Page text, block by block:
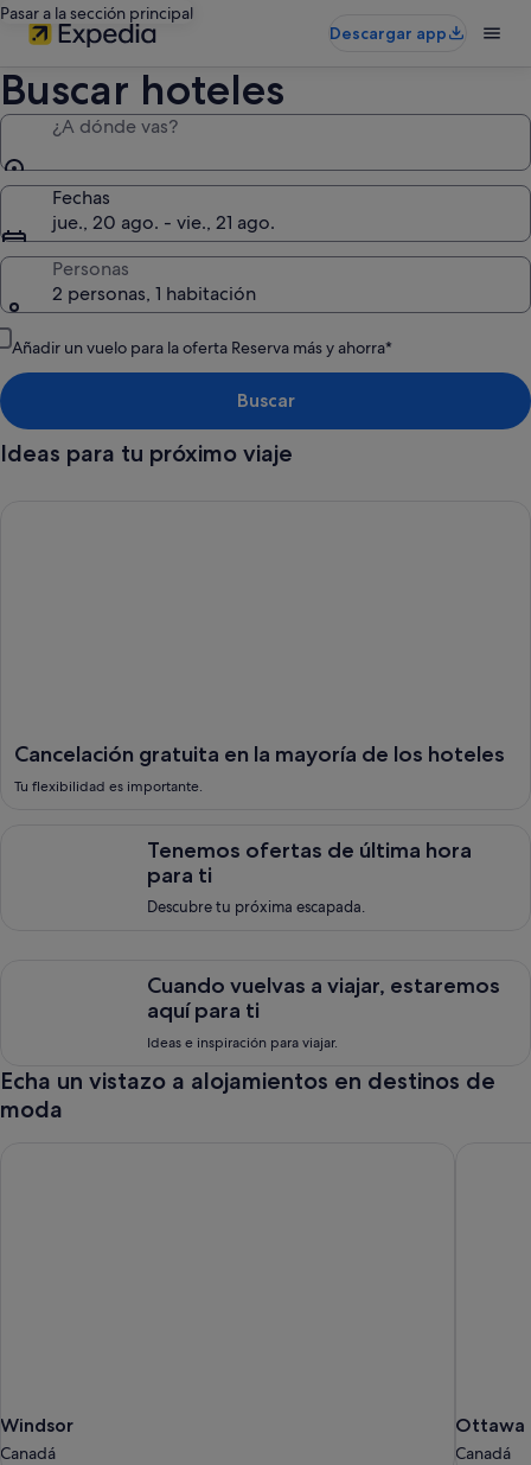
Pasar a la sección principal
Descargar app
Buscar hoteles
¿A dónde vas?
Fechas
jue., 20 ago. - vie., 21 ago.
Personas
2 personas, 1 habitación
Añadir un vuelo para la oferta Reserva más y ahorra*
Buscar
Ideas para tu próximo viaje
Cancelación gratuita en la mayoría de los hoteles
Tu flexibilidad es importante.
Tenemos ofertas de última hora
para ti
Descubre tu próxima escapada.
Cuando vuelvas a viajar, estaremos
aquí para ti
Ideas e inspiración para viajar.
Echa un vistazo a alojamientos en destinos de
moda
Windsor
Canadá
Windsor
Canadá
Ottawa
Canadá
Ottawa
Canadá